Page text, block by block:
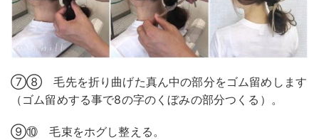
⑦⑧ 毛先を折り曲げた真ん中の部分をゴム留めします
（ゴム留めする事で8の字のくぼみの部分つくる）。
⑨⑩ 毛束をホグし整える。